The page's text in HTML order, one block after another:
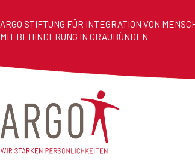
ARGO STIFTUNG FÜR INTEGRATION VON
MIT BEHINDERUNG IN GRAUBÜNDEN